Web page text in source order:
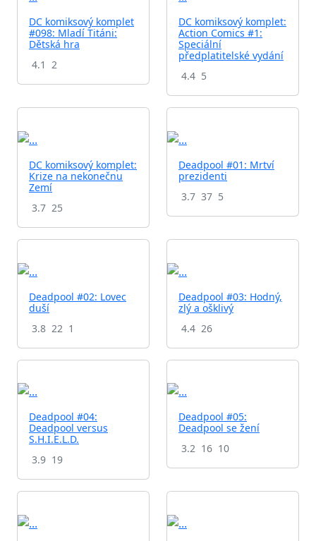
DC komiksový komplet
#098: Mladí Titáni:
Dětská hra
4.1 2
DC komiksový komplet:
Action Comics #1:
Speciální
předplatitelské vydání
4.4 5
DC komiksový komplet:
Krize na nekonečnu
Zemí
3.7 25
Deadpool #01: Mrtví
prezidenti
3.7 37 5
Deadpool #02: Lovec
duší
3.8 22 1
Deadpool #03: Hodný,
zlý a ošklivý
4.4 26
Deadpool #04:
Deadpool versus
S.H.I.E.L.D.
3.9 19
Deadpool #05:
Deadpool se žení
3.2 16 10